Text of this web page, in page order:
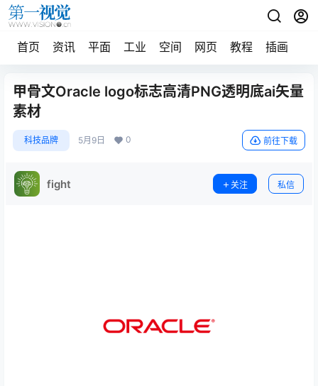
首页 资讯 平面 工业 空间 网页 教程 插画
甲骨文Oracle logo标志高清PNG透明底ai矢量
素材
科技品牌 5月9日 0 前往下载
fight 关注 私信